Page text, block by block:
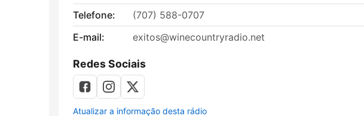
Telefone:
(707) 588-0707
E-mail:
exitos@winecountryradio.net
Redes Sociais
Atualizar a informação desta rádio